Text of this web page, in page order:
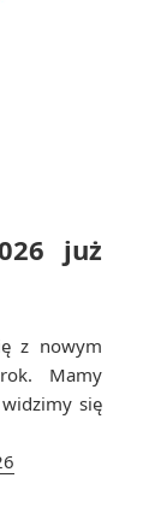
już
z nowym
Mamy
się